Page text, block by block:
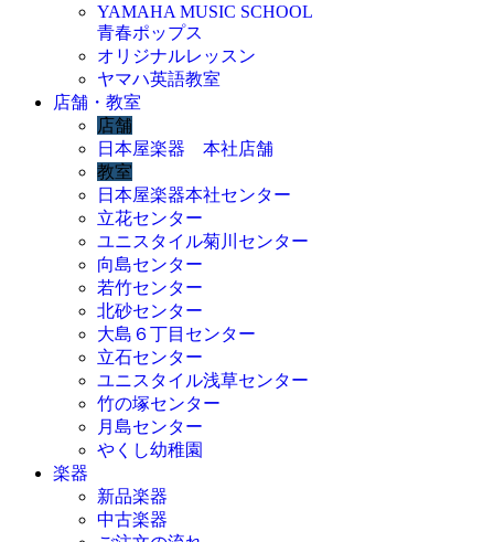
YAMAHA MUSIC SCHOOL
青春ポップス
オリジナルレッスン
ヤマハ英語教室
店舗・教室
店舗
日本屋楽器 本社店舗
教室
日本屋楽器本社センター
立花センター
ユニスタイル菊川センター
向島センター
若竹センター
北砂センター
大島６丁目センター
立石センター
ユニスタイル浅草センター
竹の塚センター
月島センター
やくし幼稚園
楽器
新品楽器
中古楽器